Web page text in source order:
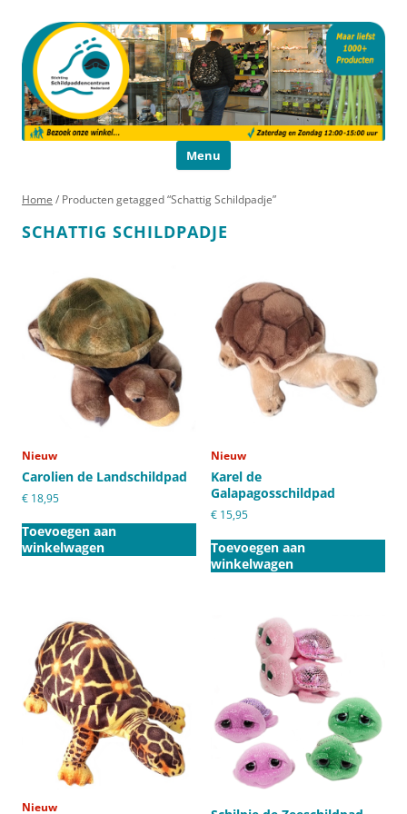
Menu
Home / Producten getagged “Schattig Schildpadje”
SCHATTIG SCHILDPADJE
Nieuw
Carolien de Landschildpad
€ 18,95
Toevoegen aan
winkelwagen
Nieuw
Karel de
Galapagosschildpad
€ 15,95
Toevoegen aan
winkelwagen
Nieuw